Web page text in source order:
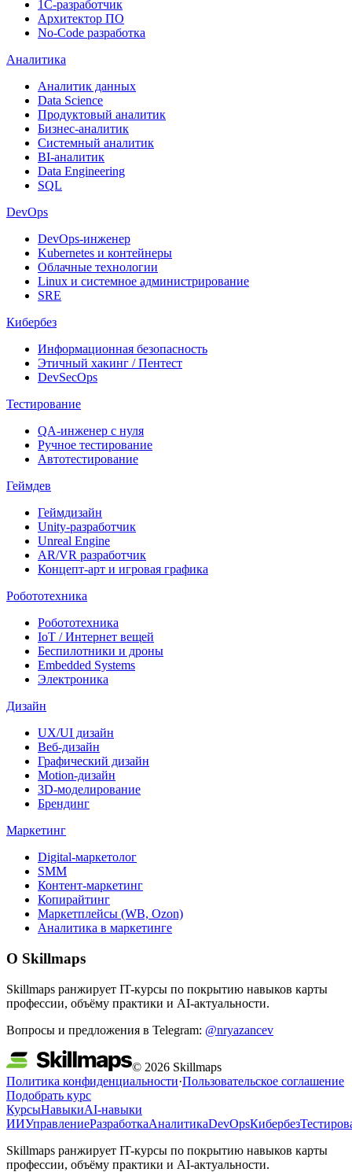
1С-разработчик
Архитектор ПО
No-Code разработка
Аналитика
Аналитик данных
Data Science
Продуктовый аналитик
Бизнес-аналитик
Системный аналитик
BI-аналитик
Data Engineering
SQL
DevOps
DevOps-инженер
Kubernetes и контейнеры
Облачные технологии
Linux и системное администрирование
SRE
Кибербез
Информационная безопасность
Этичный хакинг / Пентест
DevSecOps
Тестирование
QA-инженер с нуля
Ручное тестирование
Автотестирование
Геймдев
Геймдизайн
Unity-разработчик
Unreal Engine
AR/VR разработчик
Концепт-арт и игровая графика
Робототехника
Робототехника
IoT / Интернет вещей
Беспилотники и дроны
Embedded Systems
Электроника
Дизайн
UX/UI дизайн
Веб-дизайн
Графический дизайн
Motion-дизайн
3D-моделирование
Брендинг
Маркетинг
Digital-маркетолог
SMM
Контент-маркетинг
Копирайтинг
Маркетплейсы (WB, Ozon)
Аналитика в маркетинге
О Skillmaps
Skillmaps ранжирует IT-курсы по покрытию навыков карты
профессии, объёму практики и AI-актуальности.
Вопросы и предложения в Telegram: @nryazancev
© 2026 Skillmaps
Политика конфиденциальности·Пользовательское соглашение
Подобрать курс
КурсыНавыкиAI-навыки
ИИУправлениеРазработкаАналитикаDevOpsКибербез
Skillmaps ранжирует IT-курсы по покрытию навыков карты
профессии, объёму практики и AI-актуальности.